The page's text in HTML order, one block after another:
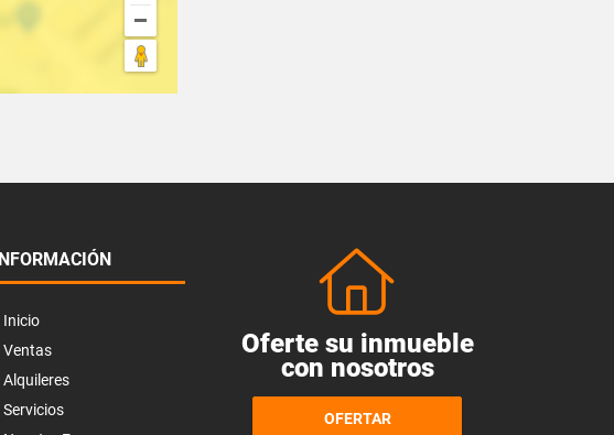
INFORMACIÓN
Inicio
Ventas
Alquileres
Servicios
Oferte su inmueble
con nosotros
OFERTAR